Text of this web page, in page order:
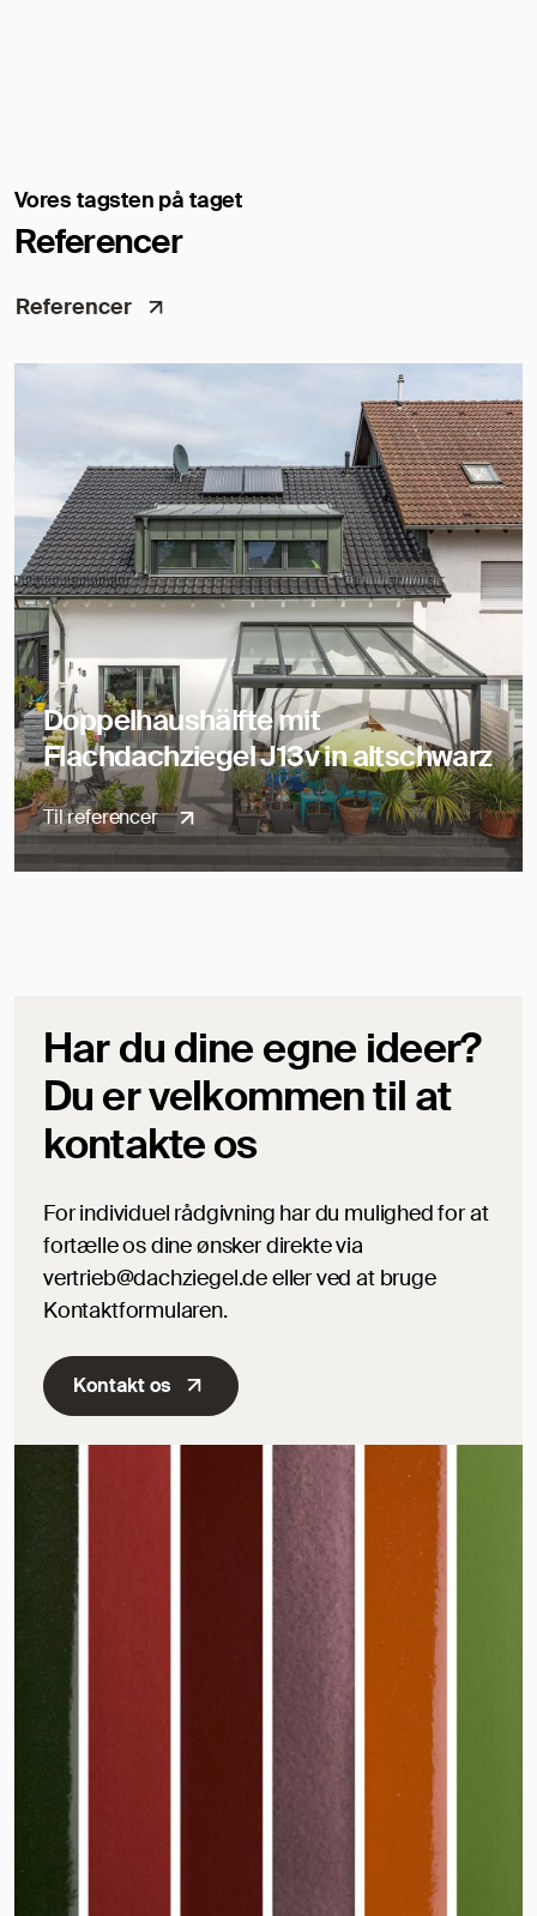
Vores tagsten på taget
Referencer
Referencer
Doppelhaushälfte mit
Flachdachziegel J13v in altschwarz
Til referencer
Har du dine egne ideer?
Du er velkommen til at
kontakte os
For individuel rådgivning har du mulighed for at
fortælle os dine ønsker direkte via
vertrieb@dachziegel.de eller ved at bruge
Kontaktformularen.
Kontakt os